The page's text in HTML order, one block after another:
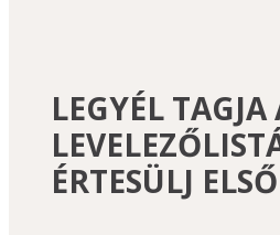
LEGYÉL
ÉRTESÜLJ